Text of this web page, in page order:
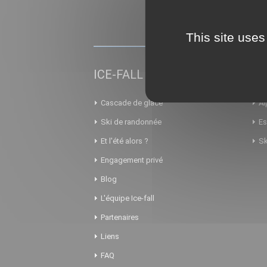
ICE-FALL
Cascade de glace
Ski de randonnée
Et l'été alors ?
Engagement privé
Blog
L'équipe Ice-fall
Partenaires
Liens
FAQ
This site